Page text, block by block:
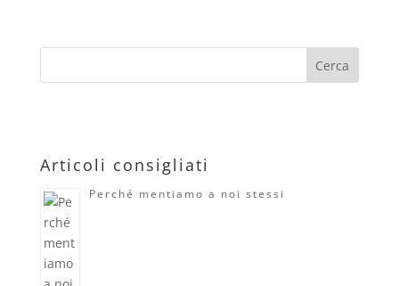
Articoli consigliati
Perché mentiamo a noi stessi